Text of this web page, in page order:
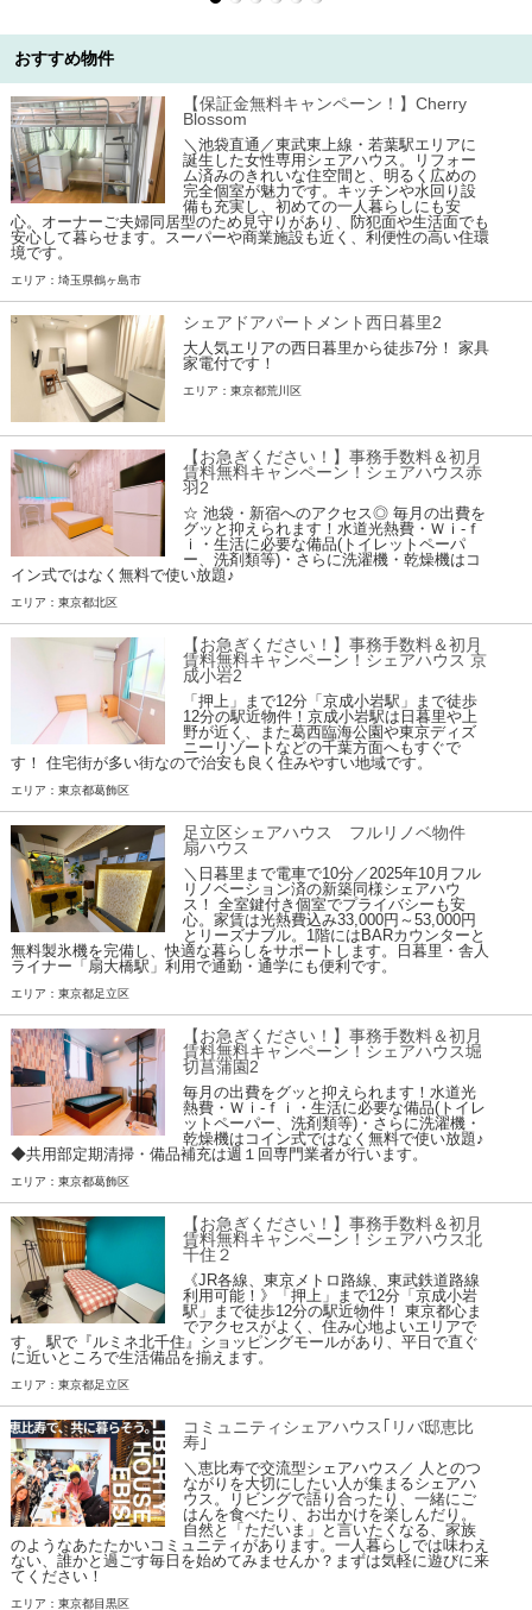
おすすめ物件
【保証金無料キャンペーン！】Cherry
Blossom
＼池袋直通／東武東上線・若葉駅エリアに
誕生した女性専用シェアハウス。リフォー
ム済みのきれいな住空間と、明るく広めの
完全個室が魅力です。キッチンや水回り設
備も充実し、初めての一人暮らしにも安
心。オーナーご夫婦同居型のため見守りがあり、防犯面や生活面でも
安心して暮らせます。スーパーや商業施設も近く、利便性の高い住環
境です。
エリア：埼玉県鶴ヶ島市
シェアドアパートメント西日暮里2
大人気エリアの西日暮里から徒歩7分！ 家具
家電付です！
エリア：東京都荒川区
【お急ぎください！】事務手数料＆初月
賃料無料キャンペーン！シェアハウス赤
羽2
☆ 池袋・新宿へのアクセス◎ 毎月の出費を
グッと抑えられます！水道光熱費・Ｗｉ-ｆ
ｉ・生活に必要な備品(トイレットペーパ
ー、洗剤類等)・さらに洗濯機・乾燥機はコ
イン式ではなく無料で使い放題♪
エリア：東京都北区
【お急ぎください！】事務手数料＆初月
賃料無料キャンペーン！シェアハウス 京
成小岩2
「押上」まで12分「京成小岩駅」まで徒歩
12分の駅近物件！京成小岩駅は日暮里や上
野が近く、また葛西臨海公園や東京ディズ
ニーリゾートなどの千葉方面へもすぐで
す！ 住宅街が多い街なので治安も良く住みやすい地域です。
エリア：東京都葛飾区
足立区シェアハウス フルリノベ物件
扇ハウス
＼日暮里まで電車で10分／2025年10月フル
リノベーション済の新築同様シェアハウ
ス！ 全室鍵付き個室でプライバシーも安
心。家賃は光熱費込み33,000円～53,000円
とリーズナブル。1階にはBARカウンターと
無料製氷機を完備し、快適な暮らしをサポートします。日暮里・舎人
ライナー「扇大橋駅」利用で通勤・通学にも便利です。
エリア：東京都足立区
【お急ぎください！】事務手数料＆初月
賃料無料キャンペーン！シェアハウス堀
切菖蒲園2
毎月の出費をグッと抑えられます！水道光
熱費・Ｗｉ-ｆｉ・生活に必要な備品(トイレ
ットペーパー、洗剤類等)・さらに洗濯機・
乾燥機はコイン式ではなく無料で使い放題♪
◆共用部定期清掃・備品補充は週１回専門業者が行います。
エリア：東京都葛飾区
【お急ぎください！】事務手数料＆初月
賃料無料キャンペーン！シェアハウス北
千住２
《JR各線、東京メトロ路線、東武鉄道路線
利用可能！》「押上」まで12分「京成小岩
駅」まで徒歩12分の駅近物件！ 東京都心ま
でアクセスがよく、住み心地よいエリアで
す。 駅で『ルミネ北千住』ショッピングモールがあり、平日で直ぐ
に近いところで生活備品を揃えます。
エリア：東京都足立区
コミュニティシェアハウス｢リバ邸恵比
寿｣
＼恵比寿で交流型シェアハウス／ 人とのつ
ながりを大切にしたい人が集まるシェアハ
ウス。リビングで語り合ったり、一緒にご
はんを食べたり、お出かけを楽しんだり。
自然と「ただいま」と言いたくなる、家族
のようなあたたかいコミュニティがあります。一人暮らしでは味わえ
ない、誰かと過ごす毎日を始めてみませんか？まずは気軽に遊びに来
てください！
エリア：東京都目黒区